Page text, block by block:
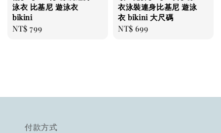
泳衣 比基尼 遊泳衣
bikini
Regular
NT$ 799
衣泳裝連身比基尼 遊泳
衣 bikini 大尺碼
Regular
NT$ 699
付款方式